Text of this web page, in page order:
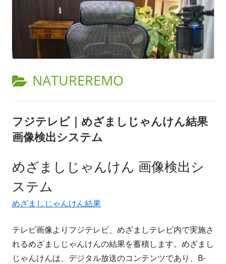
カ
ゴ
リ
NATUREREMO
フジテレビ｜めざましじゃんけん結果
画像検出システム
めざましじゃんけん 画像検出シ
ステム
めざましじゃんけん結果
テレビ画像よりフジテレビ、めざましテレビ内で実施さ
れるめざましじゃんけんの結果を蓄積します。めざまし
じゃんけんは、デジタル放送のコンテンツであり、B-